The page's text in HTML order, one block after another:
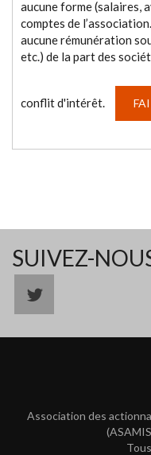
aucune forme (salaires,
comptes de
aucune rémunération
etc.) de la part des
conflit d'intérêt.
SUIVEZ-
Association des